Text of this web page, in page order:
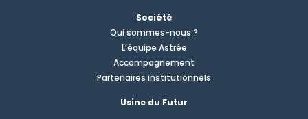
Société
Qui sommes-nous ?
L’équipe Astrée
Accompagnement
Partenaires institutionnels
Usine du Futur